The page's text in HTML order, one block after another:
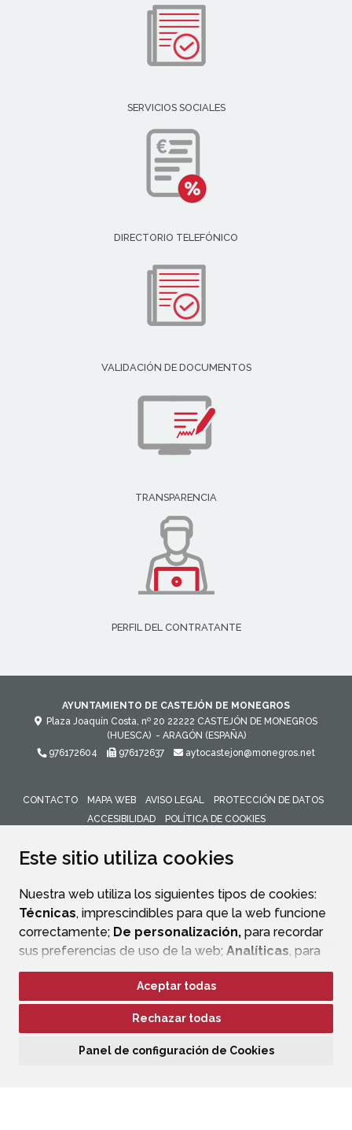
Este sitio utiliza cookies
Nuestra web utiliza los siguientes tipos de cookies:
Técnicas, imprescindibles para que la web funcione
correctamente; De personalización, para recordar
sus preferencias de uso de la web; Analíticas, para
mejorar el funcionamiento de la web y sus servicios.
Si acepta pulsando el botón“Aceptar todas”
consideramos que acepta su uso. Si pulsa el botón
ninguna acción, se guardarán las cookies técnicas
Aceptar todas
Rechazar todas
Panel de configuración de Cookies
SERVICIOS SOCIALES
DIRECTORIO TELEFÓNICO
VALIDACIÓN DE DOCUMENTOS
TRANSPARENCIA
PERFIL DEL CONTRATANTE
AYUNTAMIENTO DE CASTEJÓN DE MONEGROS
Plaza Joaquín Costa, nº 20 22222 CASTEJÓN DE MONEGROS
(HUESCA) - ARAGÓN (ESPAÑA)
976172604
976172637 aytocastejon@monegros.net
CONTACTO MAPA WEB AVISO LEGAL
PROTECCIÓN DE DATOS
ACCESIBILIDAD
POLÍTICA DE COOKIES